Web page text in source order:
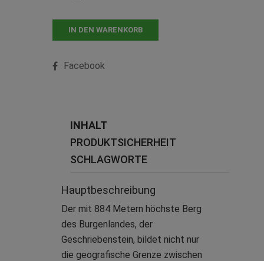
IN DEN WARENKORB
Facebook
INHALT
PRODUKTSICHERHEIT
SCHLAGWORTE
Hauptbeschreibung
Der mit 884 Metern höchste Berg
des Burgenlandes, der
Geschriebenstein, bildet nicht nur
die geografische Grenze zwischen